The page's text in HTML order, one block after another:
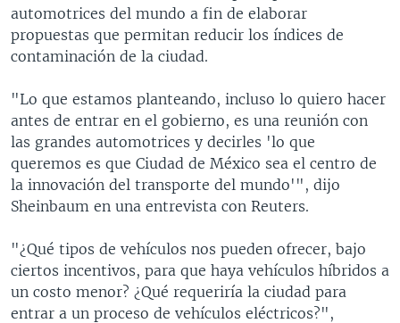
automotrices del mundo a fin de elaborar
propuestas que permitan reducir los índices de
contaminación de la ciudad.
"Lo que estamos planteando, incluso lo quiero hacer
antes de entrar en el gobierno, es una reunión con
las grandes automotrices y decirles 'lo que
queremos es que Ciudad de México sea el centro de
la innovación del transporte del mundo'", dijo
Sheinbaum en una entrevista con Reuters.
"¿Qué tipos de vehículos nos pueden ofrecer, bajo
ciertos incentivos, para que haya vehículos híbridos a
un costo menor? ¿Qué requeriría la ciudad para
entrar a un proceso de vehículos eléctricos?",